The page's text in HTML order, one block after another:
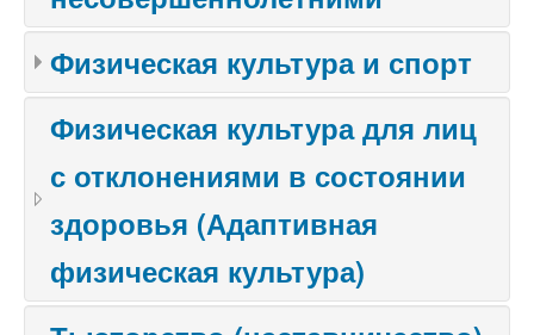
Физическая культура и спорт
Физическая культура для лиц
с отклонениями в состоянии
здоровья (Адаптивная
физическая культура)